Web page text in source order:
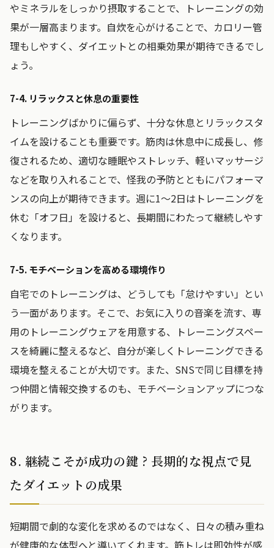
やミネラルをしっかり摂取することで、トレーニングの効
果が一層高まります。自炊を心がけることで、カロリー管
理もしやすく、ダイエットとの相乗効果が期待できるでし
ょう。
7-4. リラックスと休息の重要性
トレーニングばかりに偏らず、十分な休息とリラックスタ
イムを設けることも重要です。筋肉は休息中に成長し、修
復されるため、適切な睡眠やストレッチ、軽いマッサージ
などを取り入れることで、怪我の予防とともにパフォーマ
ンスの向上が期待できます。週に1～2日はトレーニングを
休む「オフ日」を設けると、長期間にわたって継続しやす
くなります。
7-5. モチベーションを高める環境作り
自宅でのトレーニングは、どうしても「怠けやすい」とい
う一面があります。そこで、お気に入りの音楽を流す、専
用のトレーニングウェアを用意する、トレーニングスペー
スを綺麗に整えるなど、自分が楽しくトレーニングできる
環境を整えることが大切です。また、SNSで同じ目標を持
つ仲間と情報交換するのも、モチベーションアップにつな
がります。
8. 継続こそが成功の鍵 ? 長期的な視点で見
たダイエットの成果
短期間で劇的な変化を求めるのではなく、日々の積み重ね
が健康的な体型へと導いてくれます。筋トレは即効性が感